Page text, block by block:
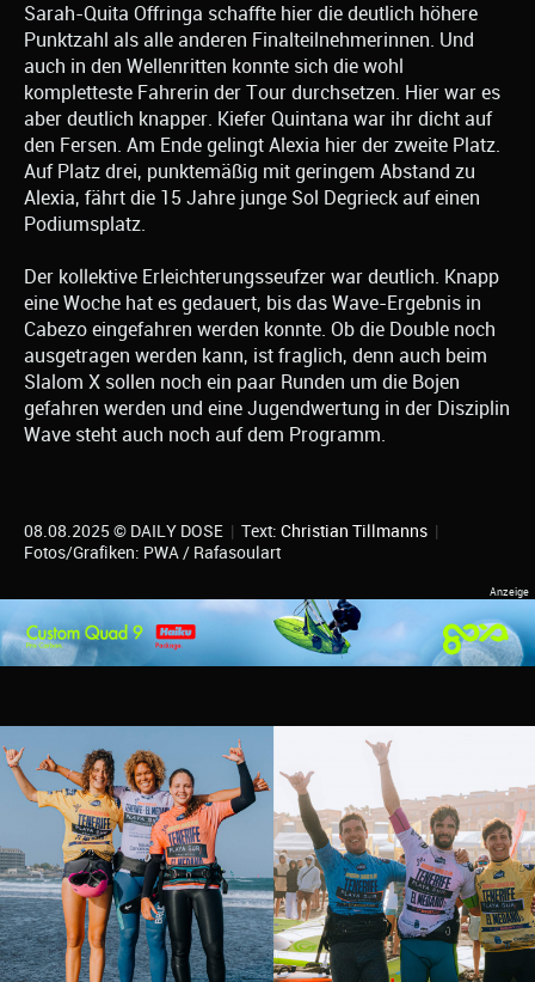
Sarah-Quita Offringa schaffte hier die deutlich höhere
Punktzahl als alle anderen Finalteilnehmerinnen. Und
auch in den Wellenritten konnte sich die wohl
kompletteste Fahrerin der Tour durchsetzen. Hier war es
aber deutlich knapper. Kiefer Quintana war ihr dicht auf
den Fersen. Am Ende gelingt Alexia hier der zweite Platz.
Auf Platz drei, punktemäßig mit geringem Abstand zu
Alexia, fährt die 15 Jahre junge Sol Degrieck auf einen
Podiumsplatz.
Der kollektive Erleichterungsseufzer war deutlich. Knapp
eine Woche hat es gedauert, bis das Wave-Ergebnis in
Cabezo eingefahren werden konnte. Ob die Double noch
ausgetragen werden kann, ist fraglich, denn auch beim
Slalom X sollen noch ein paar Runden um die Bojen
gefahren werden und eine Jugendwertung in der Disziplin
Wave steht auch noch auf dem Programm.
08.08.2025 © DAILY DOSE | Text: Christian Tillmanns |
Fotos/Grafiken: PWA / Rafasoulart